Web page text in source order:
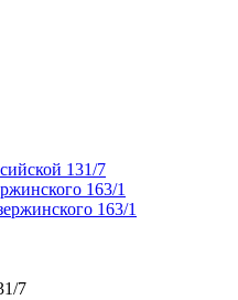
131/7
163/1
163/1
7